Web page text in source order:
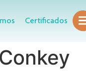
Certificados